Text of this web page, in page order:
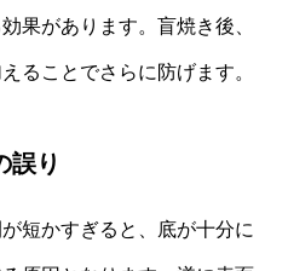
果があります。盲焼き後、
ることでさらに防げます。
誤り
短かすぎると、底が十分に